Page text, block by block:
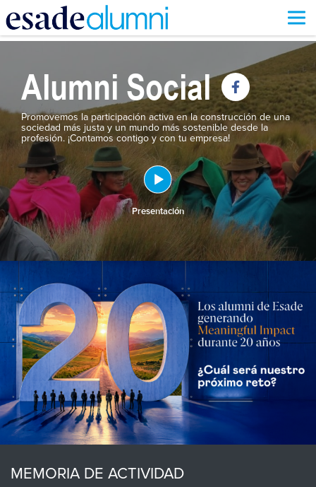
Pasar
principalAlumni Social
Promovemos la participación activa en la construcción de una
sociedad más justa y un mundo más sostenible desde la
profesión. ¡Contamos contigo y con tu empresa!
Presentación
MEMORIA DE ACTIVIDAD